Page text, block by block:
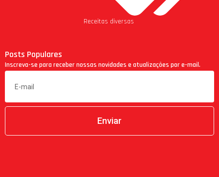
Receitas diversas
Posts Populares
Inscreva-se para receber nossas novidades e atualizações por e-mail.
Enviar